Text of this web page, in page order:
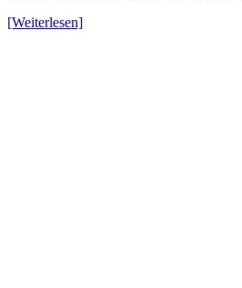
[Weiterlesen]